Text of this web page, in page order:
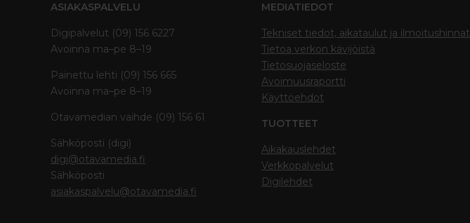
ASIAKASPALVELU
Digipalvelut (09) 156 6227
Avoinna ma–pe 8–19
Painettu lehti (09) 156 665
Avoinna ma–pe 8–19
Otavamedian vaihde (09) 156 61
Sähköposti (digi)
digi@otavamedia.fi
Sähköposti
asiakaspalvelu@otavamedia.fi
MEDIATIEDOT
Tekniset tiedot, aikataulut ja ilmoitushinnat
Tietoa verkon kävijöistä
Tietosuojaseloste
Avoimuusraportti
Käyttöehdot
TUOTTEET
Aikakauslehdet
Verkkopalvelut
Digilehdet